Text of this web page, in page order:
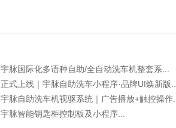
宇脉国际化多语种自助/全自动洗车机整套系...
正式上线｜宇脉自助洗车小程序·品牌UI焕新版...
宇脉自助洗车机视驱系统｜广告播放+触控操作...
宇脉智能钥匙柜控制板及小程序...